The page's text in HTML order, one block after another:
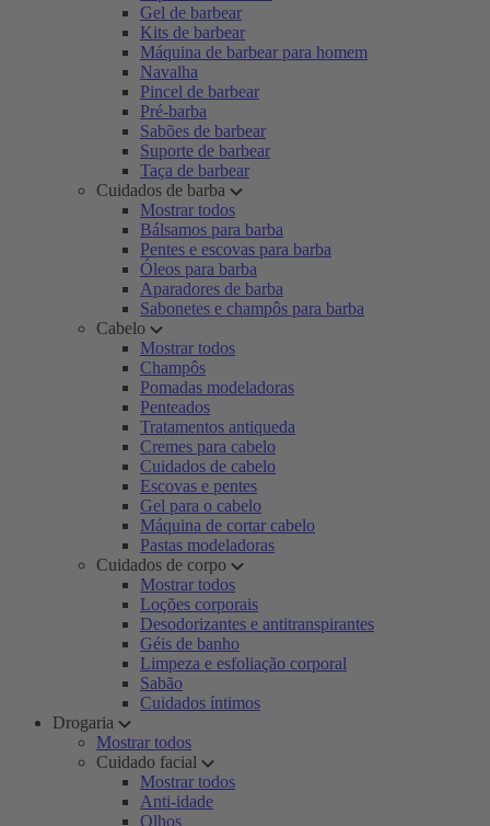
Gel de barbear
Kits de barbear
Máquina de barbear para homem
Navalha
Pincel de barbear
Pré-barba
Sabões de barbear
Suporte de barbear
Taça de barbear
Cuidados de barba
Mostrar todos
Bálsamos para barba
Pentes e escovas para barba
Óleos para barba
Aparadores de barba
Sabonetes e champôs para barba
Cabelo
Mostrar todos
Champôs
Pomadas modeladoras
Penteados
Tratamentos antiqueda
Cremes para cabelo
Cuidados de cabelo
Escovas e pentes
Gel para o cabelo
Máquina de cortar cabelo
Pastas modeladoras
Cuidados de corpo
Mostrar todos
Loções corporais
Desodorizantes e antitranspirantes
Géis de banho
Limpeza e esfoliação corporal
Sabão
Cuidados íntimos
Drogaria
Mostrar todos
Cuidado facial
Mostrar todos
Anti-idade
Olhos